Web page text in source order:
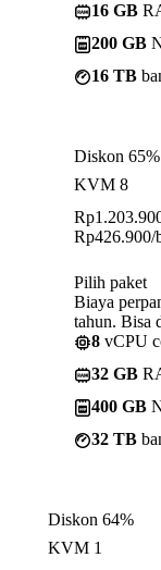
16 GB
200 GB
16 TB
Diskon 65%
KVM 8
Rp
Rp426.900/
Pilih paket
Biaya
tahun. Bisa
8 vCPU
32 GB
400 GB
32 TB
Diskon 64%
KVM 1